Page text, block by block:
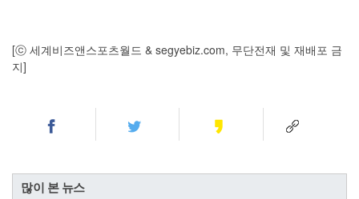
[ⓒ 세계비즈앤스포츠월드 & segyebiz.com, 무단전재 및 재배포 금
지]
많이 본 뉴스